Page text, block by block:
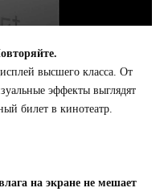
высшего класса. От
эффекты выглядят
билет в кинотеатр.
на экране не мешает